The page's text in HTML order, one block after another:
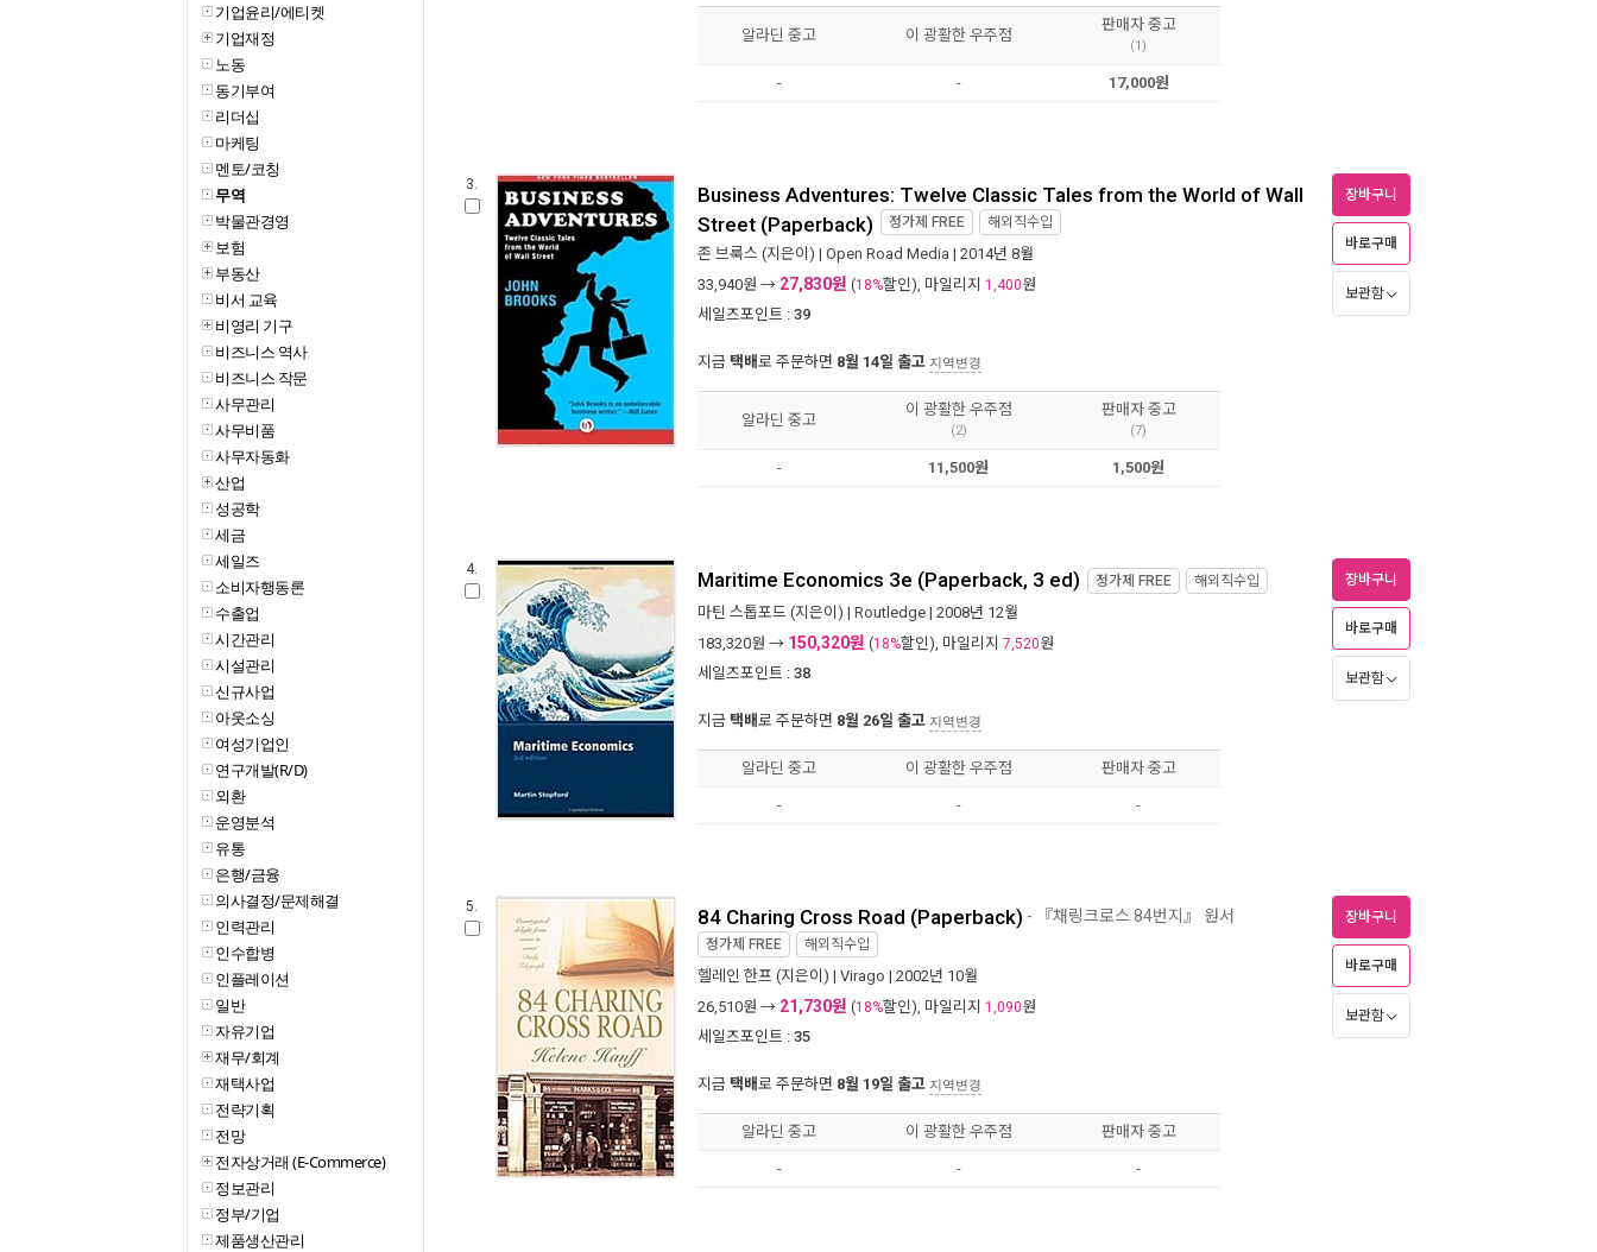
기업윤리/에티켓
기업재정
노동
동기부여
리더십
마케팅
멘토/코칭
무역
박물관경영
보험
부동산
비서 교육
비영리 기구
비즈니스 역사
비즈니스 작문
사무관리
사무비품
사무자동화
산업
성공학
세금
세일즈
소비자행동론
수출업
시간관리
시설관리
신규사업
아웃소싱
여성기업인
연구개발(R/D)
외환
운영분석
유통
은행/금융
의사결정/문제해결
인력관리
인수합병
인플레이션
일반
자유기업
재무/회계
재택사업
전략기획
전망
전자상거래 (E-Commerce)
정보관리
정부/기업
제품생산관리
알라딘 중고 이 광활한 우주점
판매자 중고
(1)
- - 17,000원
3. Business Adventures: Twelve Classic Tales from the World of Wall
Street (Paperback) 정가제 FREE 해외직수입
존 브룩스 (지은이) | Open Road Media | 2014년 8월
33,940원 → 27,830원 (18%할인), 마일리지 1,400원
세일즈포인트 : 39
지금 택배로 주문하면 8월 14일 출고 지역변경
장바구니
바로구매
보관함
알라딘 중고
이 광활한 우주점
(2)
판매자 중고
(7)
- 11,500원 1,500원
4. Maritime Economics 3e (Paperback, 3 ed) 정가제 FREE 해외직수입
마틴 스톱포드 (지은이) | Routledge | 2008년 12월
183,320원 → 150,320원 (18%할인), 마일리지 7,520원
세일즈포인트 : 38
지금 택배로 주문하면 8월 26일 출고 지역변경
장바구니
바로구매
보관함
알라딘 중고 이 광활한 우주점 판매자 중고
- - -
5. 84 Charing Cross Road (Paperback) - 『채링크로스 84번지』 원서
정가제 FREE 해외직수입
헬레인 한프 (지은이) | Virago | 2002년 10월
26,510원 → 21,730원 (18%할인), 마일리지 1,090원
세일즈포인트 : 35
지금 택배로 주문하면 8월 19일 출고 지역변경
장바구니
바로구매
보관함
알라딘 중고 이 광활한 우주점 판매자 중고
- - -